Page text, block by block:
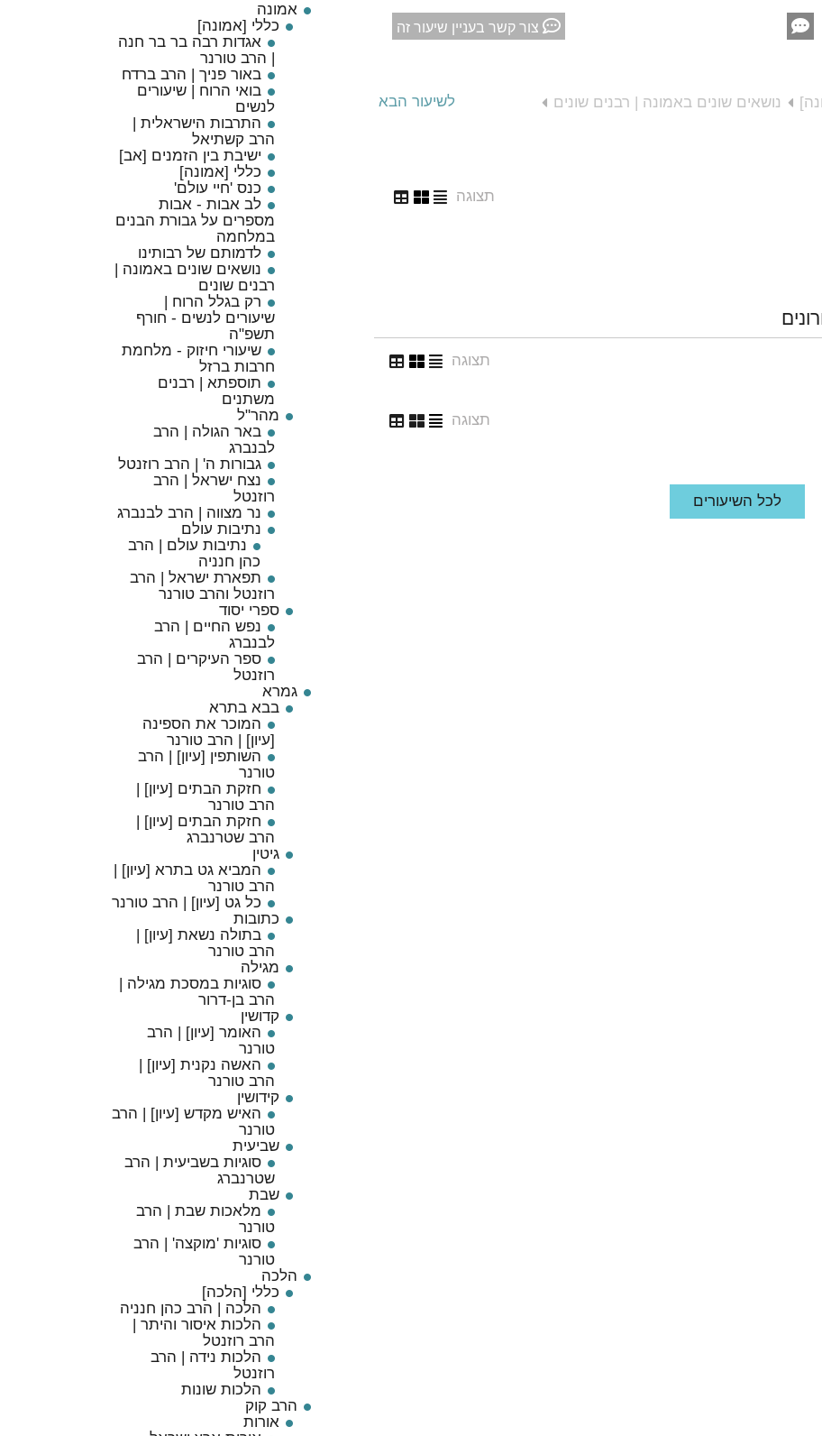
צור קשר בעניין שיעור זה
לשיעור הבא נושאים שונים באמונה | רבנים שונים
תצוגה
תצוגה
תצוגה
לכל השיעורים
אמונה
כללי [אמונה]
אגדות רבה בר בר חנה
| הרב טורנר
באור פניך | הרב ברדח
בואי הרוח | שיעורים
לנשים
התרבות הישראלית |
הרב קשתיאל
ישיבת בין הזמנים [אב]
כללי [אמונה]
כנס 'חיי עולם'
לב אבות - אבות
מספרים על גבורת הבנים
במלחמה
לדמותם של רבותינו
נושאים שונים באמונה |
רבנים שונים
רק בגלל הרוח |
שיעורים לנשים - חורף
תשפ"ה
שיעורי חיזוק - מלחמת
חרבות ברזל
תוספתא | רבנים
משתנים
מהר"ל
באר הגולה | הרב
לבנברג
גבורות ה' | הרב רוזנטל
נצח ישראל | הרב
רוזנטל
נר מצווה | הרב לבנברג
נתיבות עולם
נתיבות עולם | הרב
כהן חנניה
תפארת ישראל | הרב
רוזנטל והרב טורנר
ספרי יסוד
נפש החיים | הרב
לבנברג
ספר העיקרים | הרב
רוזנטל
גמרא
בבא בתרא
המוכר את הספינה
[עיון] | הרב טורנר
השותפין [עיון] | הרב
טורנר
חזקת הבתים [עיון] |
הרב טורנר
חזקת הבתים [עיון] |
הרב שטרנברג
גיטין
המביא גט בתרא [עיון] |
הרב טורנר
כל גט [עיון] | הרב טורנר
כתובות
בתולה נשאת [עיון] |
הרב טורנר
מגילה
סוגיות במסכת מגילה |
הרב בן-דרור
קדושין
האומר [עיון] | הרב
טורנר
האשה נקנית [עיון] |
הרב טורנר
קידושין
האיש מקדש [עיון] | הרב
טורנר
שביעית
סוגיות בשביעית | הרב
שטרנברג
שבת
מלאכות שבת | הרב
טורנר
סוגיות 'מוקצה' | הרב
טורנר
הלכה
כללי [הלכה]
הלכה | הרב כהן חנניה
הלכות איסור והיתר |
הרב רוזנטל
הלכות נידה | הרב
רוזנטל
הלכות שונות
הרב קוק
אורות